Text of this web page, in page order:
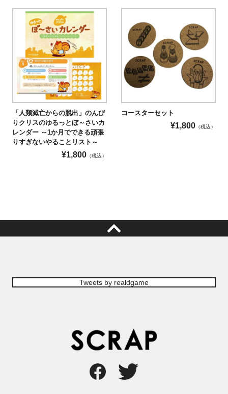
「人類滅亡からの脱出」のんび
りクリスのゆるっとぼ～さいカ
レンダー ～1か月でできる頑張
りすぎないやることリスト～
¥1,800 （税込）
コースターセット
¥1,800 （税込）
Tweets by realdgame